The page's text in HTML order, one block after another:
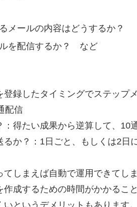
メールの内容はどうするか？
を配信するか？ など
登録したタイミングでステップ
配信
：得たい成果から逆算して、10
るか？：1日ごと、もしくは2
しまえば自動で運用できてし
作成するための時間がかかるこ